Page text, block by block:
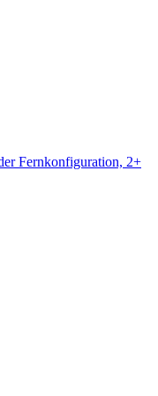
Fernkonfiguration, 2+